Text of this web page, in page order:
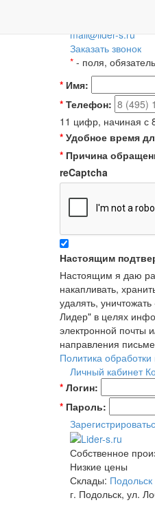
mail@lider-s.ru
Заказать звонок
* - поля,
* Имя:
* Телефон:
11 цифр, начиная с
* Удобное время
* Причина
reCaptcha
Настоящим
Настоящим я даю
накапливать,
удалять,
Лидер" в целях
электронной почты
направления
Политика
Личный кабинет
* Логин:
* Пароль:
Собственное
Низкие цены
Склады: Подольск
г. Подольск, ул.